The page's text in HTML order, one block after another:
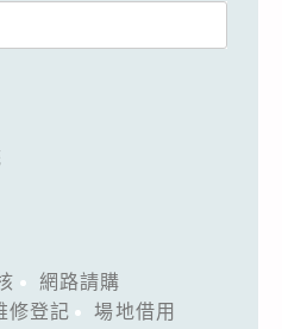
網路請購
修登記
場地借用